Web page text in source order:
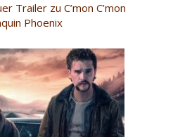
Trailer zu C’mon C’mon
Phoenix